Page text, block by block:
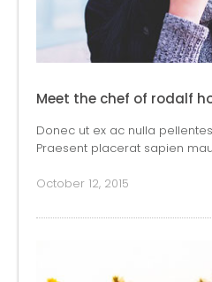
Meet the chef of rodalf
Donec ut ex ac nulla
Praesent placerat sapien
October 12, 2015